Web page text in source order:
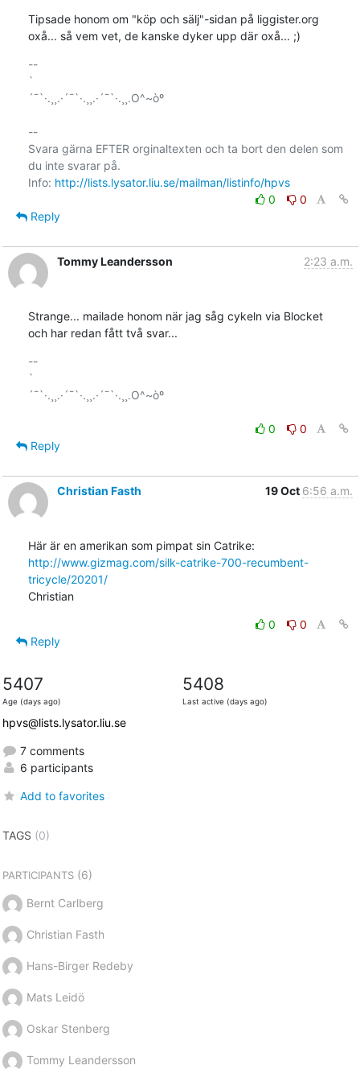
Tipsade honom om "köp och sälj"-sidan på liggister.org
oxå... så vem vet, de kanske dyker upp där oxå... ;)
--
`
´¯`·.¸¸.·´¯`·.¸¸.·´¯`·.¸¸.O^~òº
--
Svara gärna EFTER orginaltexten och ta bort den delen som
du inte svarar på.
Info: http://lists.lysator.liu.se/mailman/listinfo/hpvs
0
0
Reply
Tommy Leandersson 2:23 a.m.
Strange... mailade honom när jag såg cykeln via Blocket
och har redan fått två svar...
--
`
´¯`·.¸¸.·´¯`·.¸¸.·´¯`·.¸¸.O^~òº
0
0
Reply
Christian Fasth 19 Oct 6:56 a.m.
http://www.gizmag.com/silk-catrike-700-recumbent-
tricycle/20201/
Christian
0
0
Reply
5407
Age (days ago)
5408
Last active (days ago)
hpvs@lists.lysator.liu.se
7 comments
6 participants
Add to favorites
TAGS (0)
PARTICIPANTS(6)
Bernt Carlberg
Christian Fasth
Hans-Birger Redeby
Mats Leidö
Oskar Stenberg
Tommy Leandersson